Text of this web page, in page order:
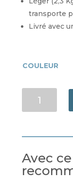
transporte
Livré avec
COULEUR
Avec